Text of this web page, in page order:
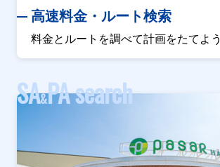
高速料金・ルート検索
料金とルートを調べて計画をたてよう
SA&PA search